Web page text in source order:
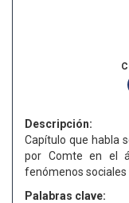
Descripción:
Capítulo que habla
por Comte en el
fenómenos sociales
Palabras clave: